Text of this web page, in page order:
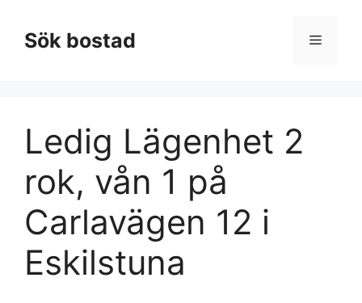
innehållSök bostad Meny
Ledig Lägenhet 2
rok, vån 1 på
Carlavägen 12 i
Eskilstuna